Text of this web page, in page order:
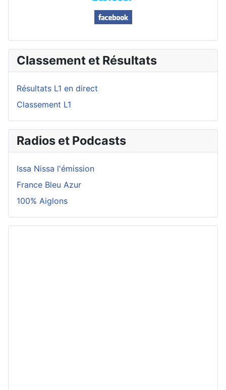
Classement et Résultats
Résultats L1 en direct
Classement L1
Radios et Podcasts
Issa Nissa l'émission
France Bleu Azur
100% Aiglons